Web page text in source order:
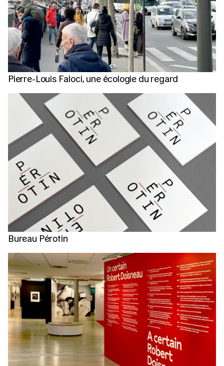
Pierre-Louis Faloci, une écologie du regard
Bureau Pérotin